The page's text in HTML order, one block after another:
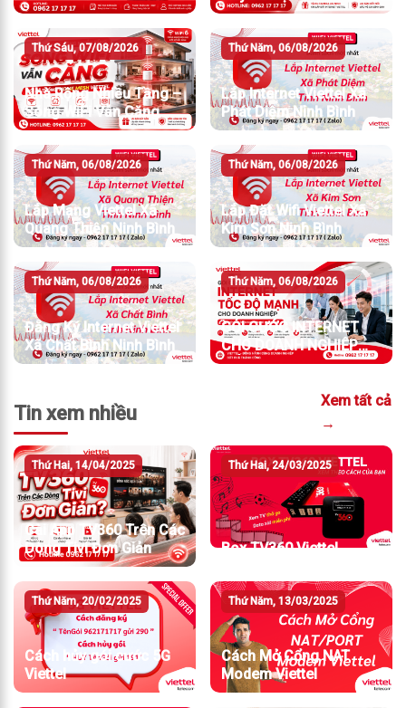
Camera An Ninh
Thứ Sáu, 07/08/2026
Nhà Rộng Nhiều Tầng –
Sóng WiFi Vẫn Căng
Thứ Năm, 06/08/2026
Lắp Internet Viettel Xã
Phát Diệm Ninh Bình
Thứ Năm, 06/08/2026
Lắp Mạng Viettel Xã
Quang Thiện Ninh Bình
Thứ Năm, 06/08/2026
Lắp Đặt Wifi Viettel Xã
Kim Sơn Ninh Bình
Thứ Năm, 06/08/2026
Đăng Ký Internet Viettel
Xã Chất Bình Ninh Bình
Thứ Năm, 06/08/2026
GÓI CƯỚC INTERNET
CHO DOANH NGHIỆP
TỐC ĐỘ MẠNH
Tin xem nhiều
Xem tất cả
→
Thứ Hai, 14/04/2025
Cài App TV360 Trên Các
Dòng Tivi Đơn Giản
Thứ Hai, 24/03/2025
Box TV360 Viettel
Thứ Năm, 20/02/2025
Cách hủy gói cước 5G
Viettel
Thứ Năm, 13/03/2025
Cách Mở Cổng NAT
Modem Viettel